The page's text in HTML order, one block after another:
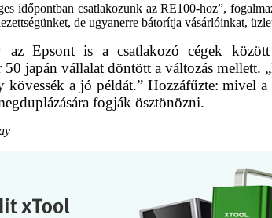
időpontban csatlakozunk az RE100-hoz”,
de ugyanerre bátorítja vásárlóinkat,
Epsont is a csatlakozó cégek között
japán vállalat döntött a változás mellett.
kövessék a jó példát.” Hozzáfűzte: mivel
fogják ösztönözni.